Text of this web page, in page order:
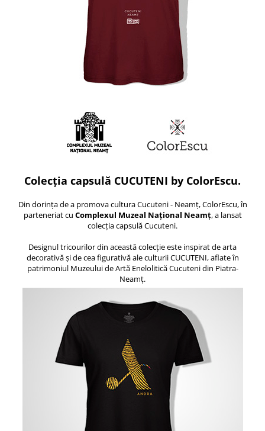
Colecția capsulă CUCUTENI by ColorEscu.
Din dorința de a promova cultura Cucuteni - Neamț, ColorEscu, în
parteneriat cu Complexul Muzeal Național Neamț, a lansat
colecția capsulă Cucuteni.
Designul tricourilor din această colecție este inspirat de arta
decorativă și de cea figurativă ale culturii CUCUTENI, aflate în
patrimoniul Muzeului de Artă Enelolitică Cucuteni din Piatra-
Neamț.